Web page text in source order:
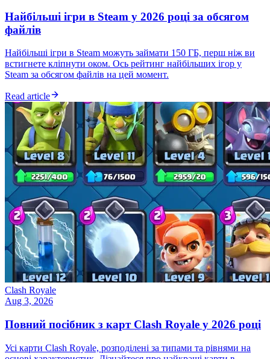
Найбільші ігри в Steam у 2026 році за обсягом
файлів
Найбільші ігри в Steam можуть займати 150 ГБ, перш ніж ви
встигнете кліпнути оком. Ось рейтинг найбільших ігор у
Steam за обсягом файлів на цей момент.
Read article
Clash Royale
Aug 3, 2026
Повний посібник з карт Clash Royale у 2026 році
Усі карти Clash Royale, розподілені за типами та рівнями на